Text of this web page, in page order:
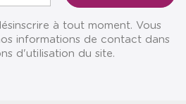
à tout moment. Vous
informations de contact dans
d'utilisation du site.